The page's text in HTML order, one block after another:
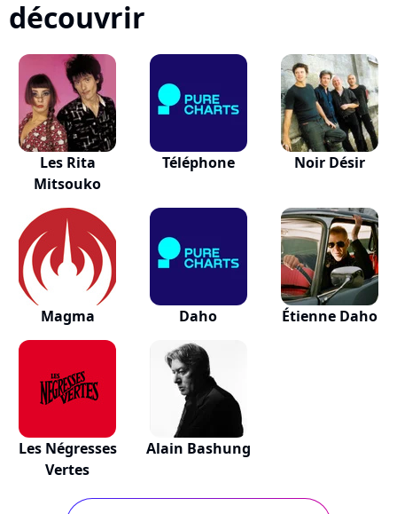
découvrir
Les Rita
Mitsouko
Téléphone Noir Désir
Magma Daho Étienne Daho
Les Négresses
Vertes
Alain Bashung